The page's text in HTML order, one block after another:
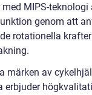
MIPS-
genom att
rotationella
märken av
erbjuder